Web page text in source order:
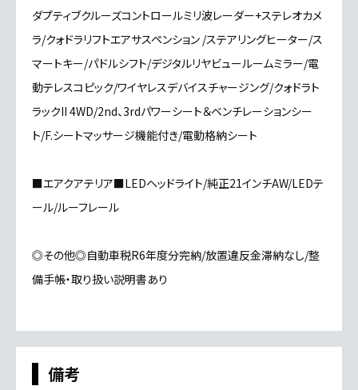
ダプティブクルーズコントロールミリ波レーダー+ステレオカメ
ラ/クォドラリフトエアサスペンション /ステアリングヒーター/ス
マートキー/パドルシフト/デジタルリヤビュールームミラー/電
動テレスコピック/ワイヤレスデバイスチャージング/クォドラト
ラックII 4WD/2nd、3rdパワーシート＆ベンチレーションシー
ト/F.シートマッサージ機能付き/電動格納シート
■エアクアテリア■LEDヘッドライト/純正21インチAW/LEDテ
ール/ルーフレール
◎その他◎自動車税R6年度分完納/放置違反金滞納なし/整
備手帳・取り扱い説明書あり
備考